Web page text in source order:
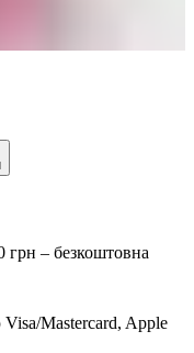
грн – безкоштовна
Mastercard, Apple